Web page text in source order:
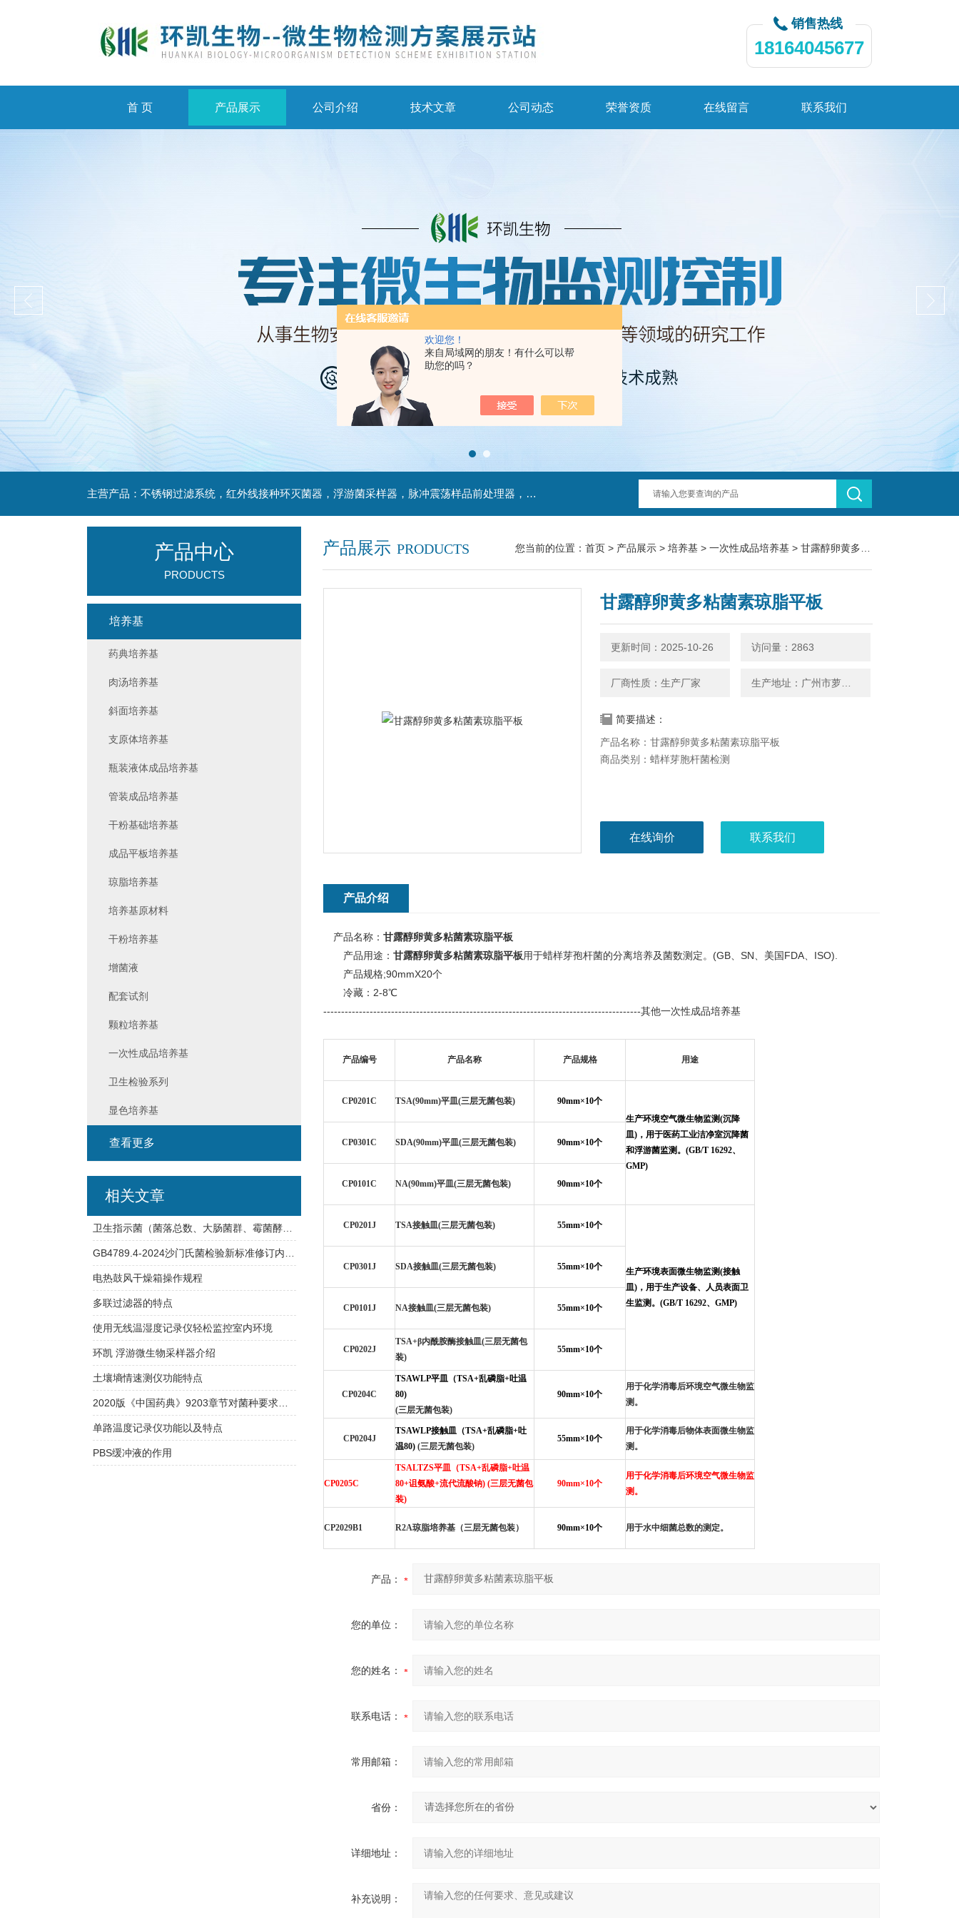
欢迎您！
来自局域网的朋友！有什么可以帮
助您的吗？
销售热线
18164045677
首 页 产品展示 公司介绍 技术文章 公司动态 荣誉资质 在线留言 联系我们
主营产品：不锈钢过滤系统，红外线接种环灭菌器，浮游菌采样器，脉冲震荡样品前处理器，数字化智能电热鼓风干燥箱，数字化智能电热恒温培养箱，实验室设备及环境温湿度监测系统，洁净工作台等实验设仪器设备。
产品展示 PRODUCTS 您当前的位置： 首页 > 产品展示 > 培养基 > 一次性成品培养基 > 甘露醇卵黄多粘菌素琼脂平板
甘露醇卵黄多粘菌素琼脂平板
更新时间：2025-10-26 访问量：2863
厂商性质：生产厂家
简要描述：
产品名称：甘露醇卵黄多粘菌素琼脂平板
商品类别：蜡样芽胞杆菌检测
在线询价 联系我们
产品介绍
产品名称： 甘露醇卵黄多粘菌素琼脂平板
产品用途： 甘露醇卵黄多粘菌素琼脂平板用于蜡样芽孢杆菌的分离培养及菌数测定。(GB、SN、美国FDA、ISO).
产品规格;90mmX20个
冷藏：2-8℃
-----------------------------------------------------------------------------------------其他一次性成品培养基
产品编号 产品名称 产品规格 用途
CP0201C TSA(90mm)平皿(三层无菌包装) 90mm×10个
生产环境空气微生物监测(沉降
皿)，用于医药工业洁净室沉降菌
和浮游菌监测。(GB/T 16292、
GMP)
CP0301C SDA(90mm)平皿(三层无菌包装) 90mm×10个
CP0101C NA(90mm)平皿(三层无菌包装) 90mm×10个
CP0201J TSA接触皿(三层无菌包装) 55mm×10个
生产环境表面微生物监测(接触
皿)，用于生产设备、人员表面卫
生监测。(GB/T 16292、GMP)
CP0301J SDA接触皿(三层无菌包装) 55mm×10个
CP0101J NA接触皿(三层无菌包装) 55mm×10个
CP0202J
TSA+β内酰胺酶接触皿(三层无菌包
装)
55mm×10个
CP0204C
TSAWLP平皿（TSA+乱磷脂+吐温
80)
(三层无菌包装)
90mm×10个
用于化学消毒后环境空气微生物监
测。
CP0204J
TSAWLP接触皿（TSA+乱磷脂+吐
温80) (三层无菌包装)
55mm×10个
用于化学消毒后物体表面微生物监
测。
CP0205C
TSALTZS平皿（TSA+乱磷脂+吐温
80+诅氨酸+流代流酸钠) (三层无菌包
装)
90mm×10个
用于化学消毒后环境空气微生物监
测。
CP2029B1 R2A琼脂培养基（三层无菌包装） 90mm×10个 用于水中细菌总数的测定。
产品：
您的单位：
您的姓名：
联系电话：
常用邮箱：
省份：
详细地址：
补充说明：
产品中心
PRODUCTS
培养基
药典培养基
肉汤培养基
斜面培养基
支原体培养基
瓶装液体成品培养基
管装成品培养基
干粉基础培养基
成品平板培养基
琼脂培养基
培养基原材料
干粉培养基
增菌液
配套试剂
颗粒培养基
一次性成品培养基
卫生检验系列
显色培养基
查看更多
相关文章
卫生指示菌（菌落总数、大肠菌群、霉菌酵母总数）快检方案
电热鼓风干燥箱操作规程
多联过滤器的特点
使用无线温湿度记录仪轻松监控室内环境
环凯 浮游微生物采样器介绍
土壤墒情速测仪功能特点
2020版《中国药典》9203章节对菌种要求解读
单路温度记录仪功能以及特点
PBS缓冲液的作用